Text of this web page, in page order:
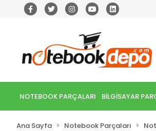
NOTEBOOK PARÇALARI BİLGİSAYAR
Ana Sayfa Notebook Parçaları